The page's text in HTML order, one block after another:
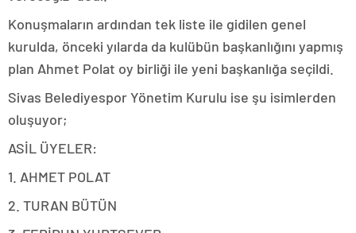
Konuşmaların ardından tek liste ile gidilen genel
kurulda, önceki yılarda da kulübün başkanlığını yapmış
plan Ahmet Polat oy birliği ile yeni başkanlığa seçildi.
Sivas Belediyespor Yönetim Kurulu ise şu isimlerden
oluşuyor;
ASİL ÜYELER:
1. AHMET POLAT
2. TURAN BÜTÜN